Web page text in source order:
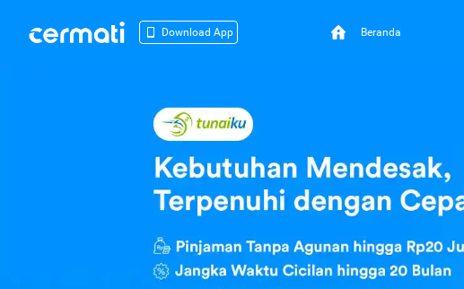
Download App Beranda